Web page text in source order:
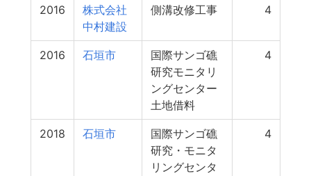
2016
株式会社
中村建設
側溝改修工事 4
2016 石垣市
国際サンゴ礁
研究モニタリ
ングセンター
土地借料
4
2018 石垣市
国際サンゴ礁
研究・モニタ
リングセンタ
4